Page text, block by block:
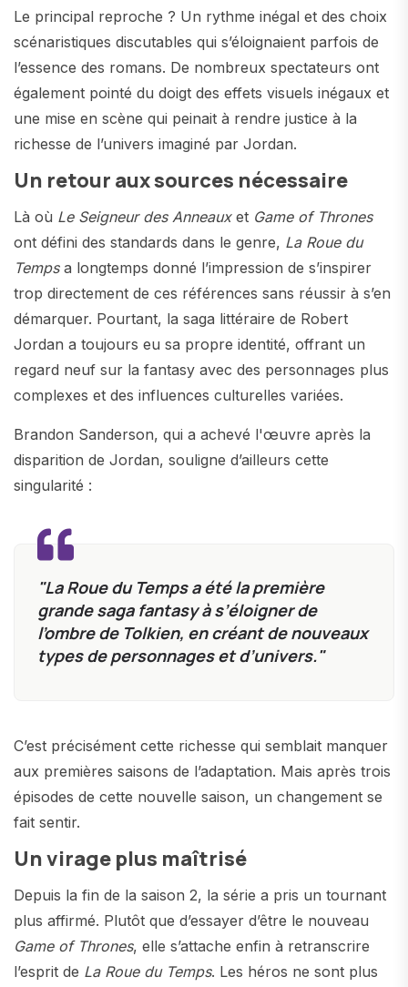
Le principal reproche ? Un rythme inégal et des choix
scénaristiques discutables qui s’éloignaient parfois de
l’essence des romans. De nombreux spectateurs ont
également pointé du doigt des effets visuels inégaux et
une mise en scène qui peinait à rendre justice à la
richesse de l’univers imaginé par Jordan.
Un retour aux sources nécessaire
Là où Le Seigneur des Anneauxet Game of Thrones
ont défini des standards dans le genre, La Roue du
Tempsa longtemps donné l’impression de s’inspirer
trop directement de ces références sans réussir à s’en
démarquer. Pourtant, la saga littéraire de Robert
Jordan a toujours eu sa propre identité, offrant un
regard neuf sur la fantasy avec des personnages plus
complexes et des influences culturelles variées.
Brandon Sanderson, qui a achevé l'œuvre après la
disparition de Jordan, souligne d’ailleurs cette
singularité :
"La Roue du Temps a été la première
grande saga fantasy à s’éloigner de
l’ombre de Tolkien, en créant de nouveaux
types de personnages et d’univers."
C’est précisément cette richesse qui semblait manquer
aux premières saisons de l’adaptation. Mais après trois
épisodes de cette nouvelle saison, un changement se
fait sentir.
Un virage plus maîtrisé
Depuis la fin de la saison 2, la série a pris un tournant
plus affirmé. Plutôt que d’essayer d’être le nouveau
Game of Thrones, elle s’attache enfin à retranscrire
l’esprit de La Roue du Temps. Les héros ne sont plus